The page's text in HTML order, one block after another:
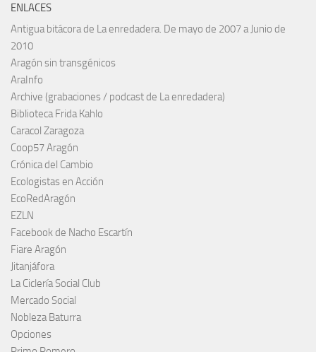
ENLACES
Antigua bitácora de La enredadera. De mayo de 2007 a Junio de
2010
Aragón sin transgénicos
AraInfo
Archive (grabaciones / podcast de La enredadera)
Biblioteca Frida Kahlo
Caracol Zaragoza
Coop57 Aragón
Crónica del Cambio
Ecologistas en Acción
EcoRedAragón
EZLN
Facebook de Nacho Escartín
Fiare Aragón
Jitanjáfora
La Ciclería Social Club
Mercado Social
Nobleza Baturra
Opciones